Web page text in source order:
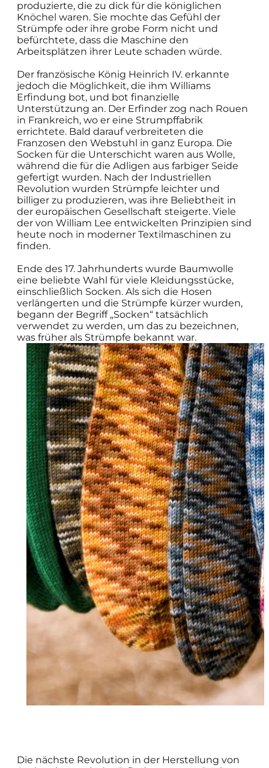
produzierte, die zu dick für die königlichen
Knöchel waren. Sie mochte das Gefühl der
Strümpfe oder ihre grobe Form nicht und
befürchtete, dass die Maschine den
Arbeitsplätzen ihrer Leute schaden würde.
Der französische König Heinrich IV. erkannte
jedoch die Möglichkeit, die ihm Williams
Erfindung bot, und bot finanzielle
Unterstützung an. Der Erfinder zog nach Rouen
in Frankreich, wo er eine Strumpffabrik
errichtete. Bald darauf verbreiteten die
Franzosen den Webstuhl in ganz Europa. Die
Socken für die Unterschicht waren aus Wolle,
während die für die Adligen aus farbiger Seide
gefertigt wurden. Nach der Industriellen
Revolution wurden Strümpfe leichter und
billiger zu produzieren, was ihre Beliebtheit in
der europäischen Gesellschaft steigerte. Viele
der von William Lee entwickelten Prinzipien sind
heute noch in moderner Textilmaschinen zu
finden.
Ende des 17. Jahrhunderts wurde Baumwolle
eine beliebte Wahl für viele Kleidungsstücke,
einschließlich Socken. Als sich die Hosen
verlängerten und die Strümpfe kürzer wurden,
begann der Begriff „Socken“ tatsächlich
verwendet zu werden, um das zu bezeichnen,
was früher als Strümpfe bekannt war.
Die nächste Revolution in der Herstellung von